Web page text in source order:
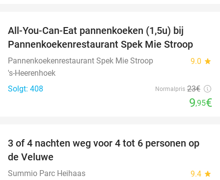
All-You-Can-Eat pannenkoeken (1,5u) bij
Pannenkoekenrestaurant Spek Mie Stroop
Pannenkoekenrestaurant Spek Mie Stroop 9.0 star
's-Heerenhoek
Solgt: 408
Normalpris 23€
9,95€
3 of 4 nachten weg voor 4 tot 6 personen op
de Veluwe
Summio Parc Heihaas 9.4 star